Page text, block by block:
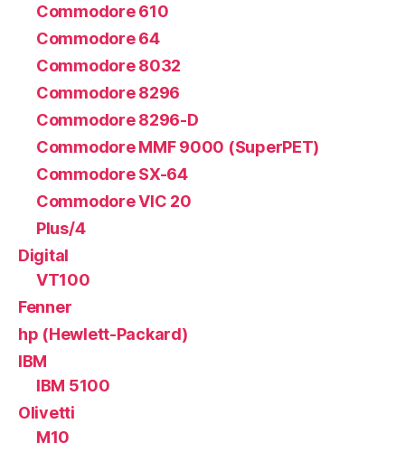
Commodore 610
Commodore 64
Commodore 8032
Commodore 8296
Commodore 8296-D
Commodore MMF 9000 (SuperPET)
Commodore SX-64
Commodore VIC 20
Plus/4
Digital
VT100
Fenner
hp (Hewlett-Packard)
IBM
IBM 5100
Olivetti
M10